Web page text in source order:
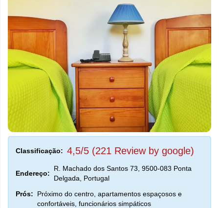
Classificação: 4,5/5 (221 Review by google)
Endereço:
R. Machado dos Santos 73, 9500-083 Ponta
Delgada, Portugal
Prós:
Próximo do centro, apartamentos espaçosos e
confortáveis, funcionários simpáticos